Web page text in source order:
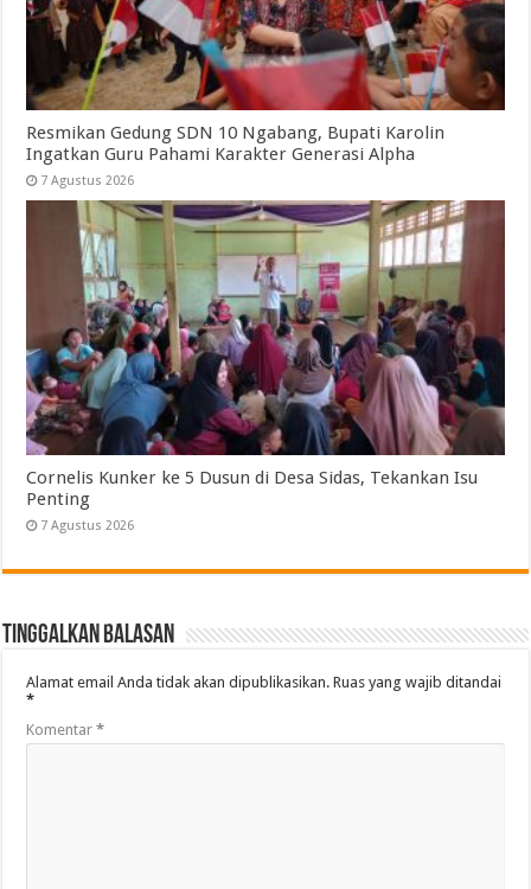
Resmikan Gedung SDN 10 Ngabang, Bupati Karolin
Ingatkan Guru Pahami Karakter Generasi Alpha
7 Agustus 2026
Cornelis Kunker ke 5 Dusun di Desa Sidas, Tekankan Isu
Penting
7 Agustus 2026
Tinggalkan Balasan
Alamat email Anda tidak akan dipublikasikan. Ruas yang wajib ditandai
*
Komentar*